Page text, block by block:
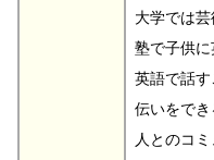
大学では芸
塾で子供に
英語で話
伝いをでき
人とのコ